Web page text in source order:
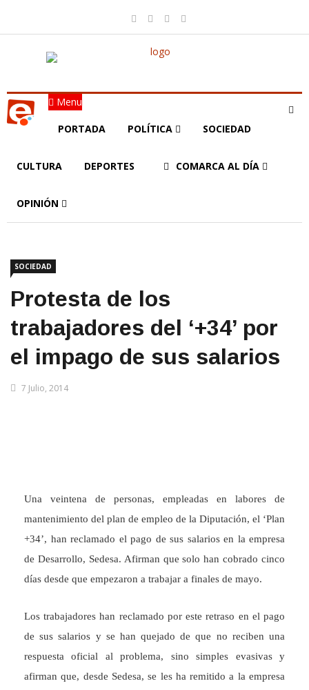
Menu
PORTADA POLÍTICA SOCIEDAD
CULTURA DEPORTES COMARCA AL DÍA
OPINIÓN
SOCIEDAD
Protesta de los
trabajadores del ‘+34’ por
el impago de sus salarios
7 Julio, 2014
Una veintena de personas, empleadas en labores de
mantenimiento del plan de empleo de la Diputación, el ‘Plan
+34’, han reclamado el pago de sus salarios en la empresa
de Desarrollo, Sedesa. Afirman que solo han cobrado cinco
días desde que empezaron a trabajar a finales de mayo.
Los trabajadores han reclamado por este retraso en el pago
de sus salarios y se han quejado de que no reciben una
respuesta oficial al problema, sino simples evasivas y
afirman que, desde Sedesa, se les ha remitido a la empresa